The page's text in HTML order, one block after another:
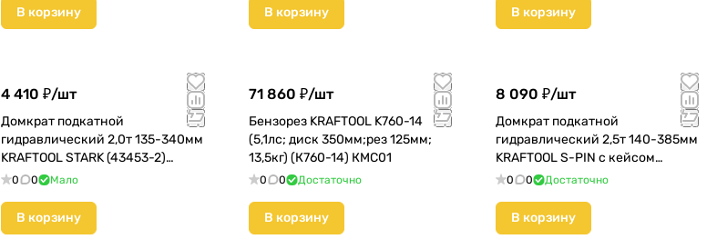
В корзину В корзину В корзину
4 410 ₽/шт
Домкрат подкатной
гидравлический 2,0т 135-340мм
KRAFTOOL STARK (43453-2)
КМС01
0 0 Мало
В корзину
71 860 ₽/шт
Бензорез KRAFTOOL K760-14
(5,1лс; диск 350мм;рез 125мм;
13,5кг) (К760-14) КМС01
0 0 Достаточно
В корзину
8 090 ₽/шт
Домкрат подкатной
гидравлический 2,5т 140-385мм
KRAFTOOL S-PIN с кейсом
(43457-2,5) КМС01
0 0 Достаточно
В корзину